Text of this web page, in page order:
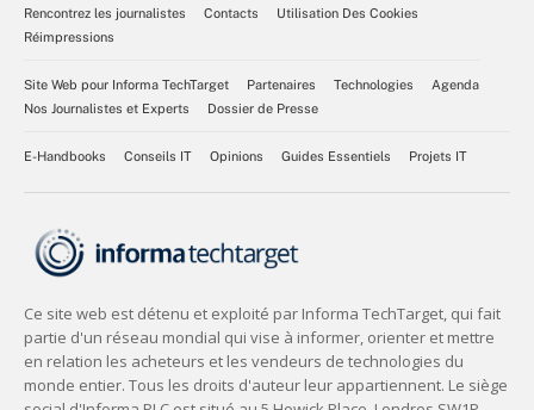
Rencontrez les journalistes
Contacts
Utilisation Des Cookies
Réimpressions
Site Web pour Informa TechTarget Partenaires Technologies
Agenda
Nos Journalistes et Experts
Dossier de Presse
E-Handbooks Conseils IT Opinions Guides Essentiels Projets IT